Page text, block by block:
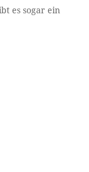
es sogar ein